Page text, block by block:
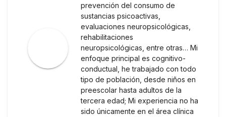
prevención del consumo de
sustancias psicoactivas,
evaluaciones neuropsicológicas,
rehabilitaciones
neuropsicológicas, entre otras… Mi
enfoque principal es cognitivo-
conductual, he trabajado con todo
tipo de población, desde niños en
preescolar hasta adultos de la
tercera edad; Mi experiencia no ha
sido únicamente en el área clínica